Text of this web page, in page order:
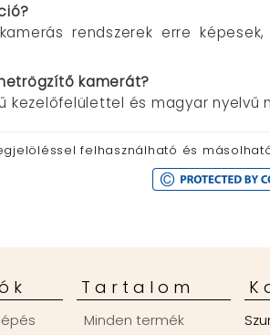
rendszerek erre
kamerát?
és magyar nyelvű
felhasználható és
Tartalom
Minden termék